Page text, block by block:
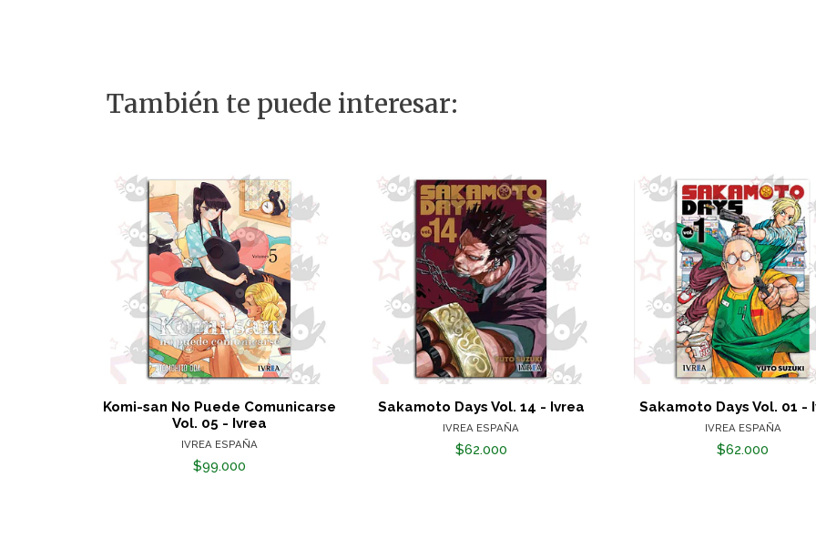
También te puede interesar:
Komi-san No Puede Comunicarse
Vol. 05 - Ivrea
IVREA ESPAÑA
$99.000
Sakamoto Days Vol. 14 - Ivrea
IVREA ESPAÑA
$62.000
Sakamoto Days Vol. 01 -
IVREA ESPAÑA
$62.000